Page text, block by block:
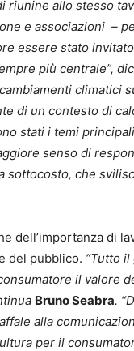
riunine allo stesso
e associazioni –
essere stato
più centrale”,
climatici
di un contesto di
stati i temi
senso di
sottocosto, che
dell’importanza di
del pubblico. “Tutto
il valore
Bruno Seabra.
alla
per il